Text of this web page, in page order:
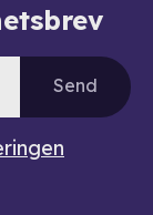
Send